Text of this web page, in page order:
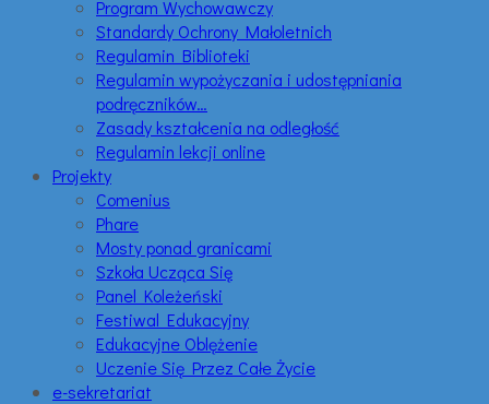
Program Wychowawczy
Standardy Ochrony Małoletnich
Regulamin Biblioteki
Regulamin wypożyczania i udostępniania
podręczników…
Zasady kształcenia na odległość
Regulamin lekcji online
Projekty
Comenius
Phare
Mosty ponad granicami
Szkoła Ucząca Się
Panel Koleżeński
Festiwal Edukacyjny
Edukacyjne Oblężenie
Uczenie Się Przez Całe Życie
e-sekretariat